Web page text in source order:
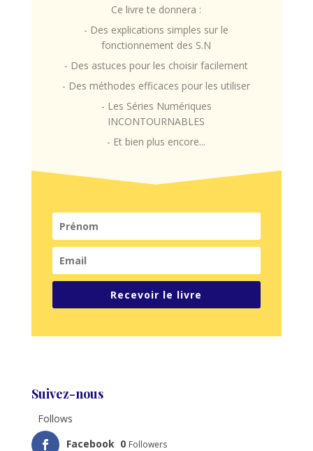
Ce livre te donnera :
- Des explications simples sur le
fonctionnement des S.N
- Des astuces pour les choisir facilement
- Des méthodes efficaces pour les utiliser
- Les Séries Numériques
INCONTOURNABLES
- Et bien plus encore...
Recevoir le livre
Suivez-nous
Follows
Facebook 0 Followers